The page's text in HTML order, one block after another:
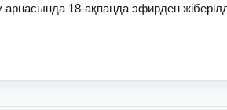
18-ақпанда эфирден